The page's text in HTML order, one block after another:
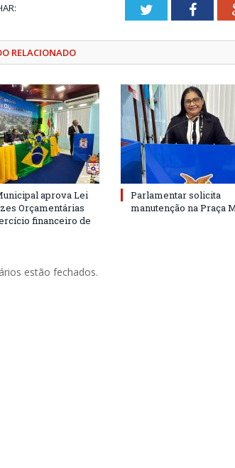
Twitter
RELACIONADO
aprova Lei
Orçamentárias
financeiro de
Parlamentar solicita
manutenção na Praça
estão fechados.